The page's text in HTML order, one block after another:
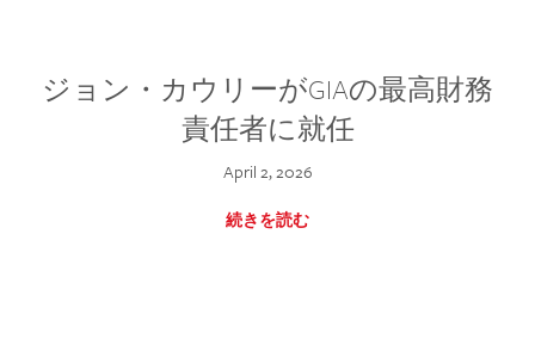
ジョン・カウリーがGIAの最高財務
責任者に就任
April 2, 2026
続きを読む